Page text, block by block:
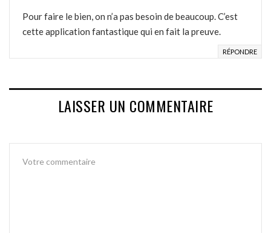
Pour faire le bien, on n’a pas besoin de beaucoup. C’est
cette application fantastique qui en fait la preuve.
RÉPONDRE
LAISSER UN COMMENTAIRE